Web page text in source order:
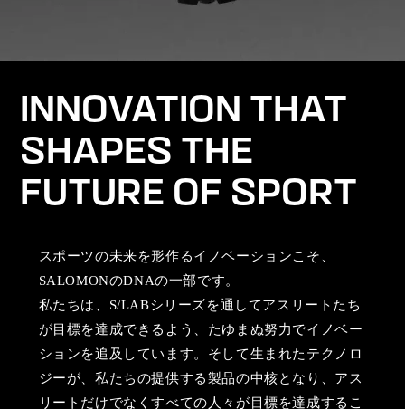
INNOVATION THAT
SHAPES THE
FUTURE OF SPORT
スポーツの未来を形作るイノベーションこそ、
SALOMONのDNAの一部です。
私たちは、S/LABシリーズを通してアスリートたち
が目標を達成できるよう、たゆまぬ努力でイノベー
ションを追及しています。そして生まれたテクノロ
ジーが、私たちの提供する製品の中核となり、アス
リートだけでなくすべての人々が目標を達成するこ